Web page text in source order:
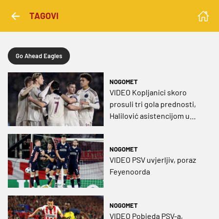
TAGOVI
Go Ahead Eagles
NOGOMET
VIDEO Kopljanici skoro
prosuli tri gola prednosti,
Halilović asistencijom u
NOGOMET
VIDEO PSV uvjerljiv, poraz
Feyenoorda
NOGOMET
VIDEO Pobjeda PSV-a,